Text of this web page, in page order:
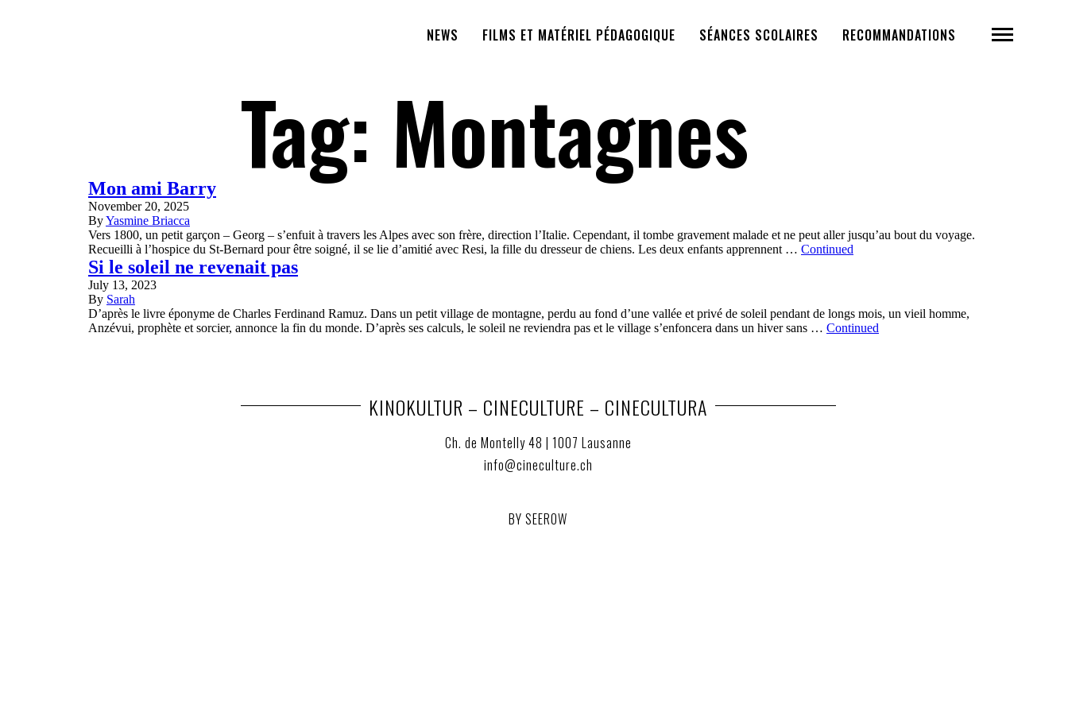
NEWS FILMS ET MATÉRIEL PÉDAGOGIQUE SÉANCES SCOLAIRES RECOMMANDATIONS
Tag: Montagnes
Mon ami Barry
November 20, 2025
ByYasmine Briacca
Vers 1800, un petit garçon – Georg – s’enfuit à travers les Alpes avec son frère, direction l’Italie. Cependant, il tombe gravement malade et ne peut aller jusqu’au bout du voyage.
Recueilli à l’hospice du St-Bernard pour être soigné, il se lie d’amitié avec Resi, la fille du dresseur de chiens. Les deux enfants apprennent … Continued
Si le soleil ne revenait pas
July 13, 2023
By Sarah
D’après le livre éponyme de Charles Ferdinand Ramuz. Dans un petit village de montagne, perdu au fond d’une vallée et privé de soleil pendant de longs mois, un vieil homme,
Anzévui, prophète et sorcier, annonce la fin du monde. D’après ses calculs, le soleil ne reviendra pas et le village s’enfoncera dans un hiver sans … Continued
KINOKULTUR – CINECULTURE – CINECULTURA
Ch. de Montelly 48 | 1007 Lausanne
info@cineculture.ch
BY SEEROW